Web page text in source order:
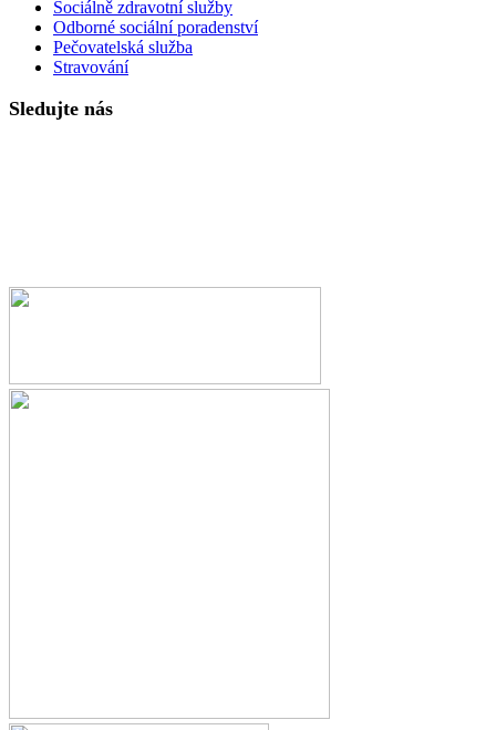
Sociálně zdravotní služby
Odborné sociální poradenství
Pečovatelská služba
Stravování
Sledujte nás